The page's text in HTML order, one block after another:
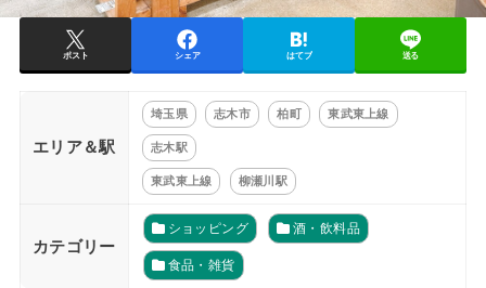
ポスト シェア はてブ 送る
エリア＆駅
埼玉県 志木市 柏町 東武東上線
志木駅
東武東上線 柳瀬川駅
カテゴリー
ショッピング 酒・飲料品
食品・雑貨